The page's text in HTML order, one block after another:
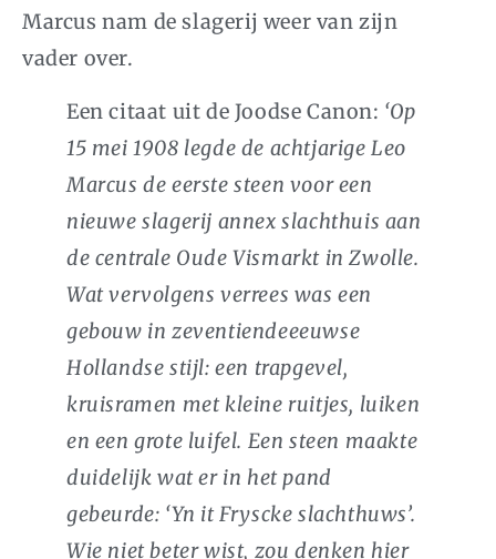
Marcus nam de slagerij weer van zijn
vader over.
Een citaat uit de Joodse Canon: ‘Op
15 mei 1908 legde de achtjarige Leo
Marcus de eerste steen voor een
nieuwe slagerij annex slachthuis aan
de centrale Oude Vismarkt in Zwolle.
Wat vervolgens verrees was een
gebouw in zeventiendeeeuwse
Hollandse stijl: een trapgevel,
kruisramen met kleine ruitjes, luiken
en een grote luifel. Een steen maakte
duidelijk wat er in het pand
gebeurde: ‘Yn it Fryscke slachthuws’.
Wie niet beter wist, zou denken hier